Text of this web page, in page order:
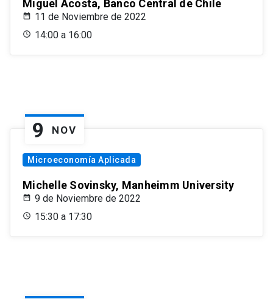
Miguel Acosta, Banco Central de Chile
11 de Noviembre de 2022
14:00 a 16:00
9 NOV
Microeconomía Aplicada
Michelle Sovinsky, Manheimm University
9 de Noviembre de 2022
15:30 a 17:30